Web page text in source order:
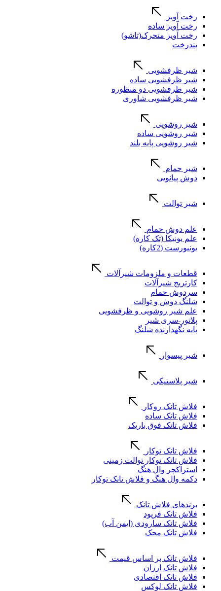
رخت آویز
رخت آویز ساده
رخت آویز متحرک(تاشو)
بندرخت
شیر ظرفشویی
شیر ظرفشویی ساده
شیر ظرفشویی دو منظوره
شیر ظرفشویی شاوری
شیر روشویی
شیر روشویی ساده
شیر روشویی پایه بلند
شیر حمام
دوش پیانویی
شیر توالت
علم دوش حمام
علم یونیکا (تک کاره)
یونیورست (2کاره)
قطعات و ملزومات شیرآلات
کارتریج شیرآلات
سردوش حمام
شلنگ دوش و توالت
علم شیر روشویی و ظرفشویی
پلاتور-سری شیر
پایه نگهدارنده شلنگ
شیر پیسوار
شیر پلاستیکی
فلاش تانک روکار
فلاش تانک ساده
فلاش تانک فوق باریک
فلاش تانک توکار
فلاش تانک توکار توالت زمینی
استراکچر وال هنگ
دکمه وال هنگ و فلاش تانک توکار
برندهای فلاش تانک
فلاش تانک فرپود
فلاش تانک سارودی (ایمن آب)
فلاش تانک محک
فلاش تانک بر اساس قیمت
فلاش تانک ارزان
فلاش تانک اقتصادی
فلاش تانک لوکس